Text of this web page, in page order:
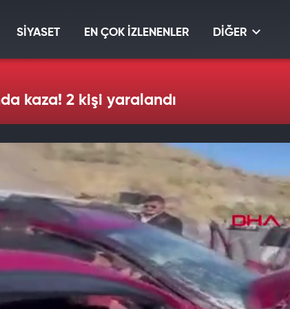
SİYASET EN ÇOK İZLENENLER DİĞER
kaza! 2 kişi yaralandı